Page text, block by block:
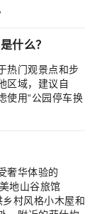
什么？
热门观景点和步
区域，建议自
使用“公园停车换
奢华体验的
地山谷旅馆
村风格小木屋和